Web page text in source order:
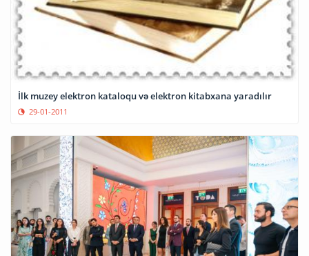
İlk muzey elektron kataloqu və elektron kitabxana yaradılır
29-01-2011